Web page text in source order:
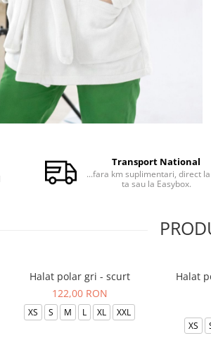
Facebook
Transport National
...fara km suplimentari, direct
ta sau la Easybox.
Halat polar gri - scurt
122,00 RON
XS S M L XL XXL
Halat
XS